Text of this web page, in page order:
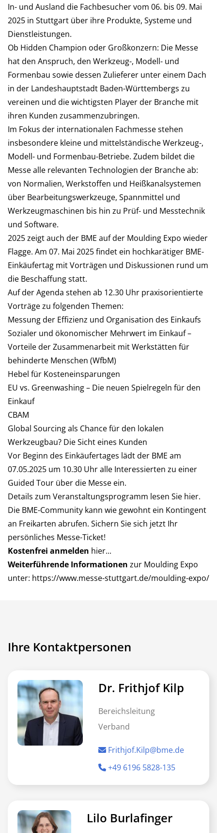
In- und Ausland die Fachbesucher vom 06. bis 09. Mai
2025 in Stuttgart über ihre Produkte, Systeme und
Dienstleistungen.
Ob Hidden Champion oder Großkonzern: Die Messe
hat den Anspruch, den Werkzeug-, Modell- und
Formenbau sowie dessen Zulieferer unter einem Dach
in der Landeshauptstadt Baden-Württembergs zu
vereinen und die wichtigsten Player der Branche mit
ihren Kunden zusammenzubringen.
Im Fokus der internationalen Fachmesse stehen
insbesondere kleine und mittelständische Werkzeug-,
Modell- und Formenbau-Betriebe. Zudem bildet die
Messe alle relevanten Technologien der Branche ab:
von Normalien, Werkstoffen und Heißkanalsystemen
über Bearbeitungswerkzeuge, Spannmittel und
Werkzeugmaschinen bis hin zu Prüf- und Messtechnik
und Software.
2025 zeigt auch der BME auf der Moulding Expo wieder
Flagge. Am 07. Mai 2025 findet ein hochkarätiger BME-
Einkäufertag mit Vorträgen und Diskussionen rund um
die Beschaffung statt.
Auf der Agenda stehen ab 12.30 Uhr praxisorientierte
Vorträge zu folgenden Themen:
Messung der Effizienz und Organisation des Einkaufs
Sozialer und ökonomischer Mehrwert im Einkauf –
Vorteile der Zusammenarbeit mit Werkstätten für
behinderte Menschen (WfbM)
Hebel für Kosteneinsparungen
EU vs. Greenwashing – Die neuen Spielregeln für den
Einkauf
CBAM
Global Sourcing als Chance für den lokalen
Werkzeugbau? Die Sicht eines Kunden
Vor Beginn des Einkäufertages lädt der BME am
07.05.2025 um 10.30 Uhr alle Interessierten zu einer
Guided Tour über die Messe ein.
Details zum Veranstaltungsprogramm lesen Sie hier.
Die BME-Community kann wie gewohnt ein Kontingent
an Freikarten abrufen. Sichern Sie sich jetzt Ihr
persönliches Messe-Ticket!
Kostenfrei anmelden hier...
Weiterführende Informationen zur Moulding Expo
unter: https://www.messe-stuttgart.de/moulding-expo/
Ihre Kontaktpersonen
Dr. Frithjof Kilp
Bereichsleitung
Verband
Frithjof.Kilp@bme.de
+49 6196 5828-135
Lilo Burlafinger